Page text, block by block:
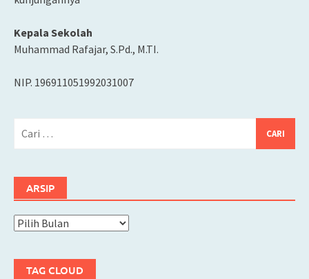
Kepala Sekolah
Muhammad Rafajar, S.Pd., M.TI.
NIP. 196911051992031007
ARSIP
Arsip
TAG CLOUD